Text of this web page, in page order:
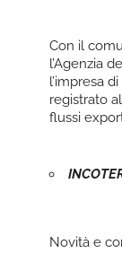
Con il
l’Agenzia
l’impresa
registrato
flussi
Novità e